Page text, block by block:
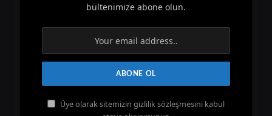
bültenimize abone olun.
Üye olarak sitemizin gizlilik sözleşmesini kabul